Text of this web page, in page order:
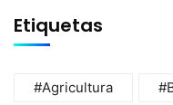
Etiquetas
#Agricultura